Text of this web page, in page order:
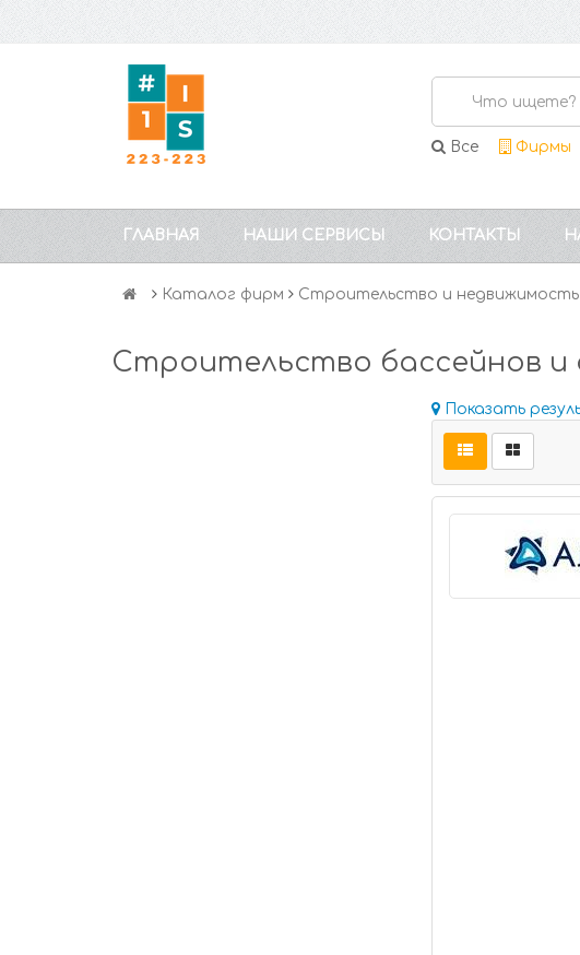
Все Фирмы
ГЛАВНАЯ НАШИ СЕРВИСЫ КОНТАКТЫ
Каталог фирм Строительство и недвижимость
Строительство бассейнов и
Показать